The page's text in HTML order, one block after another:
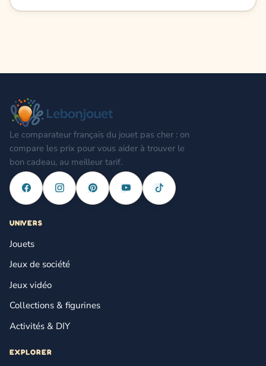
Le comparateur français du jouet pas cher : on
compare les prix pour vous aider à trouver le
bon cadeau, au meilleur tarif.
UNIVERS
Jouets
Jeux de société
Jeux vidéo
Collections & figurines
Activités & DIY
EXPLORER